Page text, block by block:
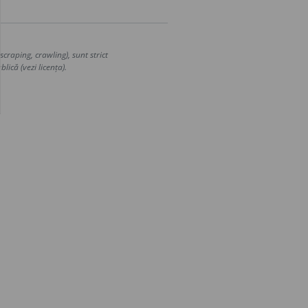
crawling), sunt strict
(vezi licența).